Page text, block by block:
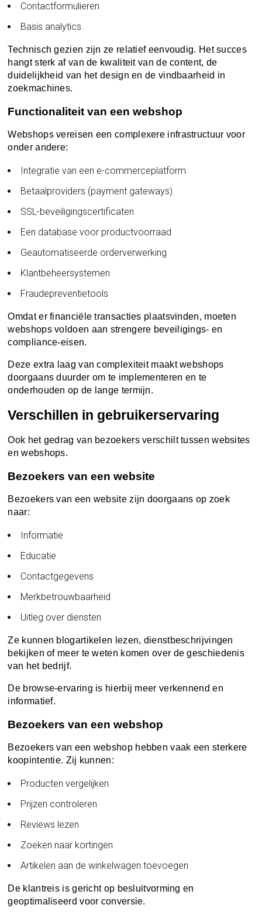
Contactformulieren
Basis analytics
Technisch gezien zijn ze relatief eenvoudig. Het succes
hangt sterk af van de kwaliteit van de content, de
duidelijkheid van het design en de vindbaarheid in
zoekmachines.
Functionaliteit van een webshop
Webshops vereisen een complexere infrastructuur voor
onder andere:
Integratie van een e-commerceplatform
Betaalproviders (payment gateways)
SSL-beveiligingscertificaten
Een database voor productvoorraad
Geautomatiseerde orderverwerking
Klantbeheersystemen
Fraudepreventietools
Omdat er financiële transacties plaatsvinden, moeten
webshops voldoen aan strengere beveiligings- en
compliance-eisen.
Deze extra laag van complexiteit maakt webshops
doorgaans duurder om te implementeren en te
onderhouden op de lange termijn.
Verschillen in gebruikerservaring
Ook het gedrag van bezoekers verschilt tussen websites
en webshops.
Bezoekers van een website
Bezoekers van een website zijn doorgaans op zoek
naar:
Informatie
Educatie
Contactgegevens
Merkbetrouwbaarheid
Uitleg over diensten
Ze kunnen blogartikelen lezen, dienstbeschrijvingen
bekijken of meer te weten komen over de geschiedenis
van het bedrijf.
De browse-ervaring is hierbij meer verkennend en
informatief.
Bezoekers van een webshop
Bezoekers van een webshop hebben vaak een sterkere
koopintentie. Zij kunnen:
Producten vergelijken
Prijzen controleren
Reviews lezen
Zoeken naar kortingen
Artikelen aan de winkelwagen toevoegen
De klantreis is gericht op besluitvorming en
geoptimaliseerd voor conversie.